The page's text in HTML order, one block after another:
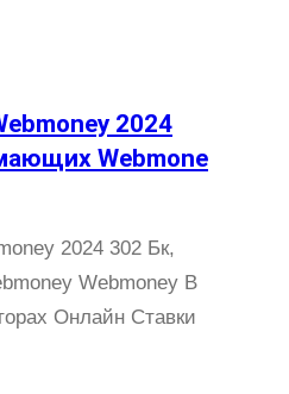
2024
Webmone
2024 302 Бк,
Webmoney В
Онлайн Ставки